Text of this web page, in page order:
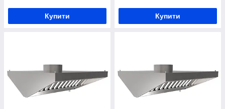
Купити Купити